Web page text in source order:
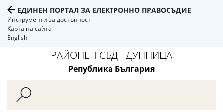
ЕДИНЕН ПОРТАЛ ЗА ЕЛЕКТРОННО ПРАВОСЪДИЕ
Инструменти за достъпност
Карта на сайта
English
РАЙОНЕН СЪД - ДУПНИЦА
Република България